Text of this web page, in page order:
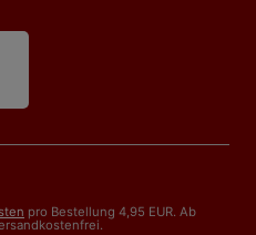
pro Bestellung 4,95 EUR. Ab